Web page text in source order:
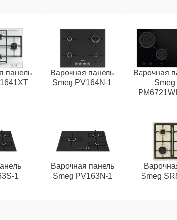
панель
Варочная панель
Smeg PV164N-1
Варочная
Smeg
1
Варочная панель
Smeg PV163N-1
Smeg